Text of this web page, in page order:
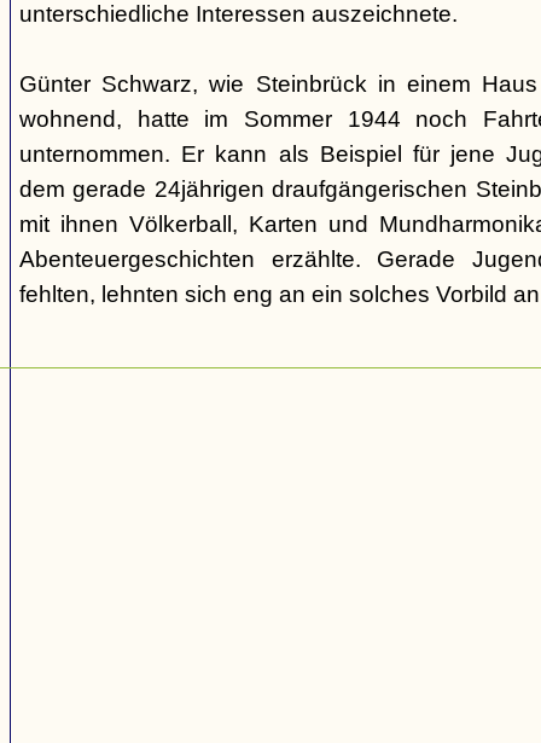
unterschiedliche Interessen auszeichnete.
Günter Schwarz, wie Steinbrück in einem
wohnend, hatte im Sommer 1944 noch
unternommen. Er kann als Beispiel für jene
dem gerade 24jährigen draufgängerischen
mit ihnen Völkerball, Karten und
Abenteuergeschichten erzählte. Gerade
fehlten, lehnten sich eng an ein solches Vorbild